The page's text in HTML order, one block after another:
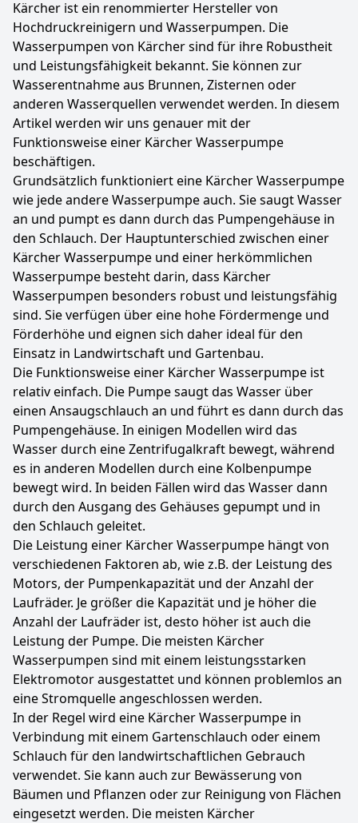
Kärcher ist ein renommierter Hersteller von
Hochdruckreinigern und Wasserpumpen. Die
Wasserpumpen von Kärcher sind für ihre Robustheit
und Leistungsfähigkeit bekannt. Sie können zur
Wasserentnahme aus Brunnen, Zisternen oder
anderen Wasserquellen verwendet werden. In diesem
Artikel werden wir uns genauer mit der
Funktionsweise einer Kärcher Wasserpumpe
beschäftigen.
Grundsätzlich funktioniert eine Kärcher Wasserpumpe
wie jede andere Wasserpumpe auch. Sie saugt Wasser
an und pumpt es dann durch das Pumpengehäuse in
den Schlauch. Der Hauptunterschied zwischen einer
Kärcher Wasserpumpe und einer herkömmlichen
Wasserpumpe besteht darin, dass Kärcher
Wasserpumpen besonders robust und leistungsfähig
sind. Sie verfügen über eine hohe Fördermenge und
Förderhöhe und eignen sich daher ideal für den
Einsatz in Landwirtschaft und Gartenbau.
Die Funktionsweise einer Kärcher Wasserpumpe ist
relativ einfach. Die Pumpe saugt das Wasser über
einen Ansaugschlauch an und führt es dann durch das
Pumpengehäuse. In einigen Modellen wird das
Wasser durch eine Zentrifugalkraft bewegt, während
es in anderen Modellen durch eine Kolbenpumpe
bewegt wird. In beiden Fällen wird das Wasser dann
durch den Ausgang des Gehäuses gepumpt und in
den Schlauch geleitet.
Die Leistung einer Kärcher Wasserpumpe hängt von
verschiedenen Faktoren ab, wie z.B. der Leistung des
Motors, der Pumpenkapazität und der Anzahl der
Laufräder. Je größer die Kapazität und je höher die
Anzahl der Laufräder ist, desto höher ist auch die
Leistung der Pumpe. Die meisten Kärcher
Wasserpumpen sind mit einem leistungsstarken
Elektromotor ausgestattet und können problemlos an
eine Stromquelle angeschlossen werden.
In der Regel wird eine Kärcher Wasserpumpe in
Verbindung mit einem Gartenschlauch oder einem
Schlauch für den landwirtschaftlichen Gebrauch
verwendet. Sie kann auch zur Bewässerung von
Bäumen und Pflanzen oder zur Reinigung von Flächen
eingesetzt werden. Die meisten Kärcher